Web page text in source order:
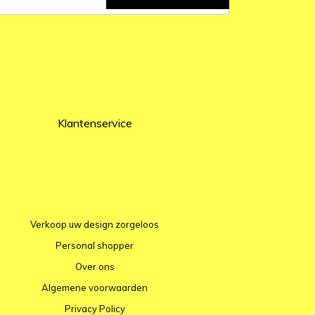
Klantenservice
Verkoop uw design zorgeloos
Personal shopper
Over ons
Algemene voorwaarden
Privacy Policy